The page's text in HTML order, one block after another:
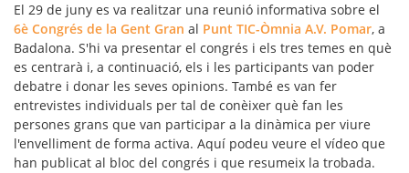
El 29 de juny es va realitzar una reunió informativa sobre el
6è Congrés de la Gent Gran al Punt TIC-Òmnia A.V. Pomar, a
Badalona. S'hi va presentar el congrés i els tres temes en què
es centrarà i, a continuació, els i les participants van poder
debatre i donar les seves opinions. També es van fer
entrevistes individuals per tal de conèixer què fan les
persones grans que van participar a la dinàmica per viure
l'envelliment de forma activa. Aquí podeu veure el vídeo que
han publicat al bloc del congrés i que resumeix la trobada.